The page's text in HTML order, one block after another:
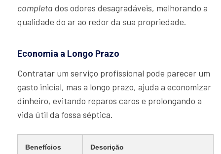
completa dos odores desagradáveis, melhorando a
qualidade do ar ao redor da sua propriedade.
Economia a Longo Prazo
Contratar um serviço profissional pode parecer um
gasto inicial, mas a longo prazo, ajuda a economizar
dinheiro, evitando reparos caros e prolongando a
vida útil da fossa séptica.
Benefícios Descrição